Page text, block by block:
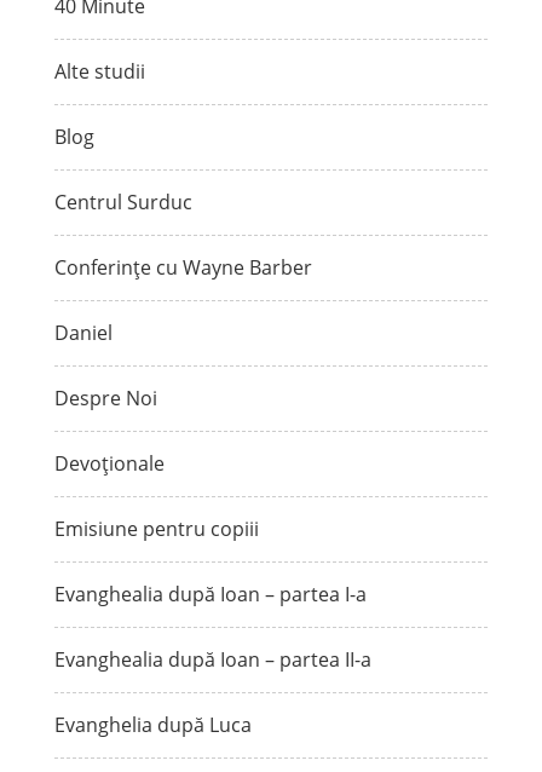
40 Minute
Alte studii
Blog
Centrul Surduc
Conferințe cu Wayne Barber
Daniel
Despre Noi
Devoționale
Emisiune pentru copiii
Evanghealia după Ioan – partea I-a
Evanghealia după Ioan – partea II-a
Evanghelia după Luca